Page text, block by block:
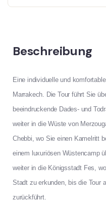
Beschreibung
Eine individuelle und
Marrakech. Die Tour führt Sie
beeindruckende Dades- und
weiter in die Wüste von
Chebbi, wo Sie einen Kamelritt
einem luxuriösen Wüstencamp
weiter in die Königsstadt Fes,
Stadt zu erkunden, bis die Tour
zurückführt.